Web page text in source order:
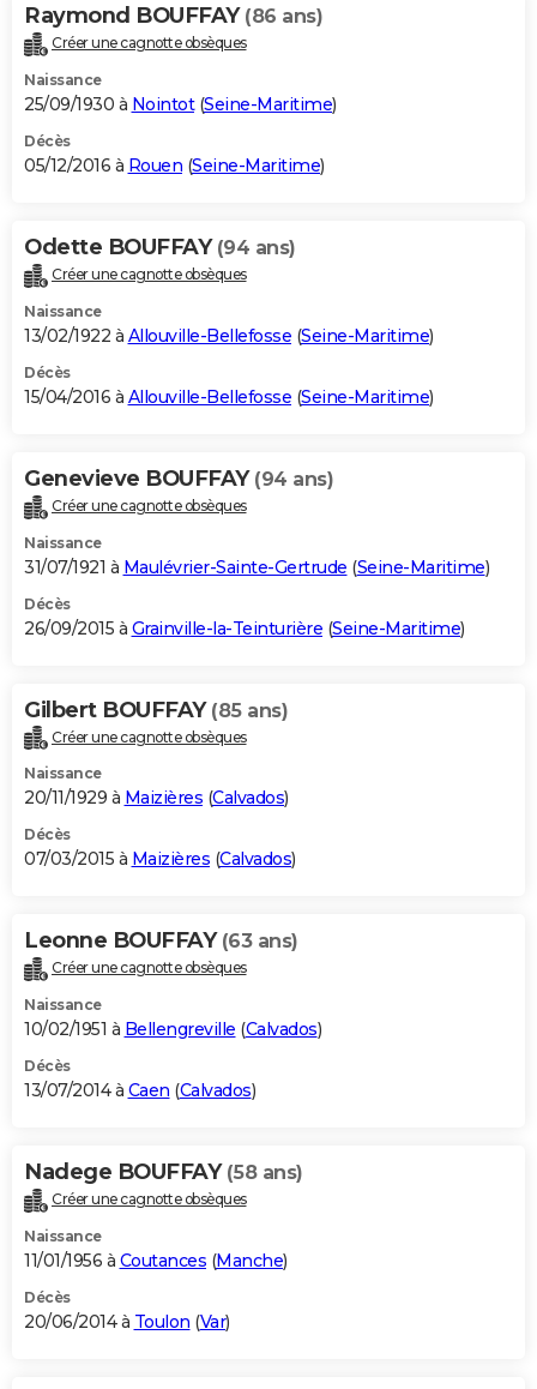
Raymond BOUFFAY (86 ans)
Créer une cagnotte obsèques
Naissance
25/09/1930 à Nointot(Seine-Maritime)
Décès
05/12/2016 à Rouen (Seine-Maritime)
Odette BOUFFAY (94 ans)
Créer une cagnotte obsèques
Naissance
13/02/1922 à Allouville-Bellefosse (Seine-Maritime)
Décès
15/04/2016 à Allouville-Bellefosse (Seine-Maritime)
Genevieve BOUFFAY (94 ans)
Créer une cagnotte obsèques
Naissance
31/07/1921 à Maulévrier-Sainte-Gertrude (Seine-Maritime)
Décès
26/09/2015 à Grainville-la-Teinturière (Seine-Maritime)
Gilbert BOUFFAY (85 ans)
Créer une cagnotte obsèques
Naissance
20/11/1929 à Maizières (Calvados)
Décès
07/03/2015 à Maizières (Calvados)
Leonne BOUFFAY (63 ans)
Créer une cagnotte obsèques
Naissance
10/02/1951 à Bellengreville (Calvados)
Décès
13/07/2014 à Caen (Calvados)
Nadege BOUFFAY (58 ans)
Créer une cagnotte obsèques
Naissance
11/01/1956 à Coutances (Manche)
Décès
20/06/2014 à Toulon (Var)